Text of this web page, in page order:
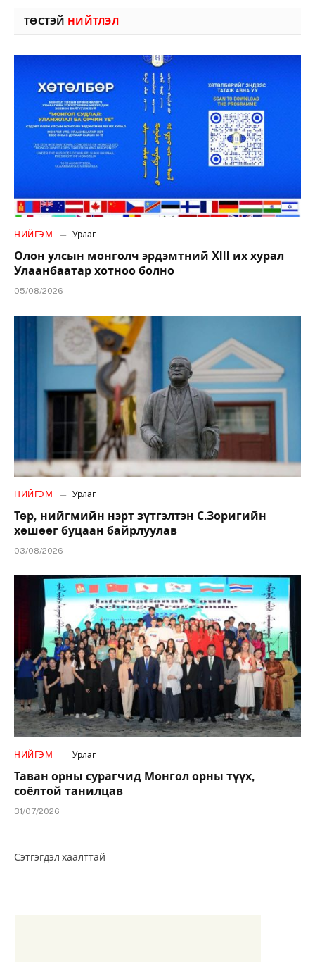
ТӨСТЭЙ НИЙТЛЭЛ
НИЙГЭМ Урлаг
Олон улсын монголч эрдэмтний XIII их хурал
Улаанбаатар хотноо болно
05/08/2026
НИЙГЭМ Урлаг
Төр, нийгмийн нэрт зүтгэлтэн С.Зоригийн
хөшөөг буцаан байрлуулав
03/08/2026
НИЙГЭМ Урлаг
Таван орны сурагчид Монгол орны түүх,
соёлтой танилцав
31/07/2026
Сэтгэгдэл хаалттай